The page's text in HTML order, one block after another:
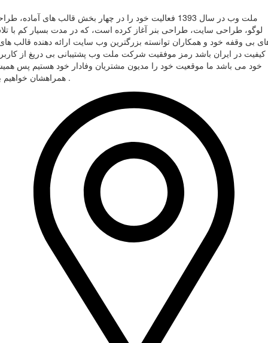
ملت وب در سال 1393 فعالیت خود را در چهار بخش قالب های آماده،
لوگو، طراحی سایت، طراحی بنر آغاز کرده است، که در مدت بسیار کم با
بی وقفه خود و همکاران توانسته بزرگترین وب سایت ارائه دهنده قالب
کیفیت در ایران باشد رمز موفقیت شرکت ملت وب پشتیبانی بی دریغ از
خود می باشد ما موقعیت خود را مدیون مشتریان وفادار خود هستیم پس
همراهشان خواهیم بود .